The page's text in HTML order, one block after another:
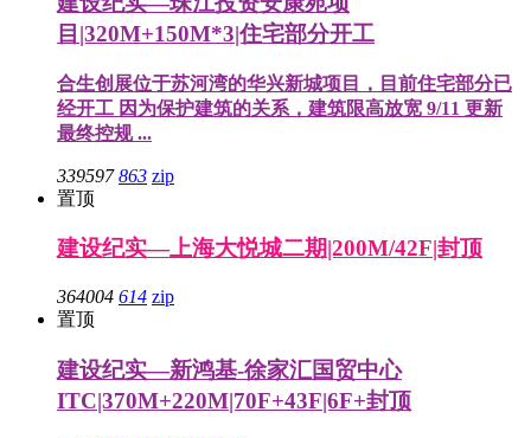
目|320M+150M*3|住宅部分开工
合生创展位于苏河湾的华兴新城项目，目前住宅部分已
经开工 因为保护建筑的关系，建筑限高放宽 9/11 更新
最终控规 ...
339597863 zip
置顶
建设纪实—上海大悦城二期|200M/42F|封顶
364004 614 zip
置顶
建设纪实—新鸿基-徐家汇国贸中心
ITC|370M+220M|70F+43F|6F+封顶